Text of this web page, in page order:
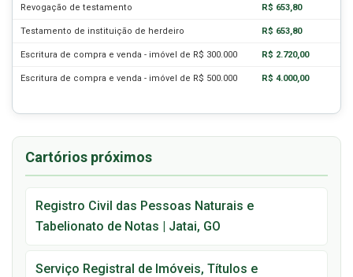
Revogação de testamento R$ 653,80
Testamento de instituição de herdeiro R$ 653,80
Escritura de compra e venda - imóvel de R$ 300.000 R$ 2.720,00
Escritura de compra e venda - imóvel de R$ 500.000 R$ 4.000,00
Cartórios próximos
Registro Civil das Pessoas Naturais e
Tabelionato de Notas | Jatai, GO
Serviço Registral de Imóveis, Títulos e